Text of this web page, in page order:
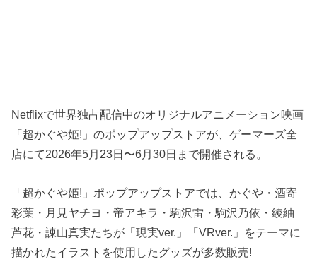
Netflixで世界独占配信中のオリジナルアニメーション映画
「超かぐや姫!」のポップアップストアが、ゲーマーズ全
店にて2026年5月23日〜6月30日まで開催される。
「超かぐや姫!」ポップアップストアでは、かぐや・酒寄
彩葉・月見ヤチヨ・帝アキラ・駒沢雷・駒沢乃依・綾紬
芦花・諌山真実たちが「現実ver.」「VRver.」をテーマに
描かれたイラストを使用したグッズが多数販売!